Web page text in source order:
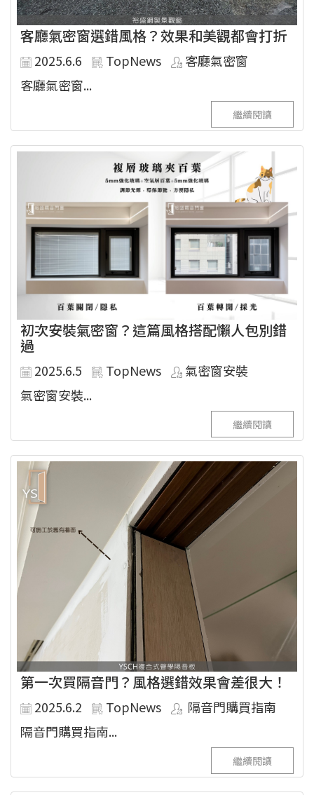
客廳氣密窗選錯風格？效果和美觀都會打折
2025.6.6 TopNews
客廳氣密窗
客廳氣密窗...
繼續閱讀
初次安裝氣密窗？這篇風格搭配懶人包別錯
過
2025.6.5 TopNews
氣密窗安裝
氣密窗安裝...
繼續閱讀
第一次買隔音門？風格選錯效果會差很大！
2025.6.2 TopNews
隔音門購買指南
隔音門購買指南...
繼續閱讀